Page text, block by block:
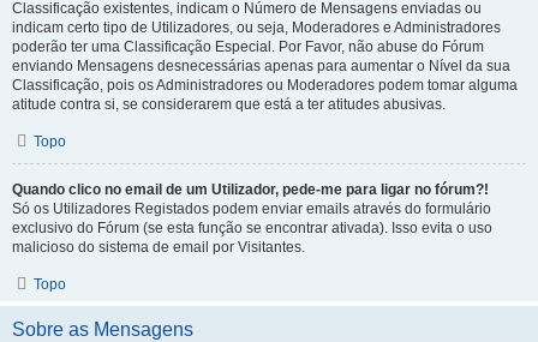
Classificação existentes, indicam o Número de Mensagens enviadas ou
indicam certo tipo de Utilizadores, ou seja, Moderadores e Administradores
poderão ter uma Classificação Especial. Por Favor, não abuse do Fórum
enviando Mensagens desnecessárias apenas para aumentar o Nível da sua
Classificação, pois os Administradores ou Moderadores podem tomar alguma
atitude contra si, se considerarem que está a ter atitudes abusivas.
Topo
Quando clico no email de um Utilizador, pede-me para ligar no fórum?!
Só os Utilizadores Registados podem enviar emails através do formulário
exclusivo do Fórum (se esta função se encontrar ativada). Isso evita o uso
malicioso do sistema de email por Visitantes.
Topo
Sobre as Mensagens